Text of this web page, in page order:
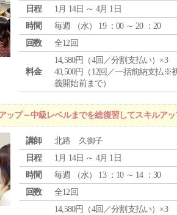
日程
1月 14日 ～ 4月 1日
時間
毎週 （水） 19 ：00 ～ 20 ：20
回数
全12回
料金
14,580円（4回／分割支払い）×3
40,500円（12回／一括前納支払※
義開始前まで）
ップ～中級レベルまでを総復習してスキルア
講師
北路 久御子
日程
1月 14日 ～ 4月 1日
時間
毎週 （水） 13 ：10 ～ 14 ：30
回数
全12回
14,580円（4回／分割支払い）×3